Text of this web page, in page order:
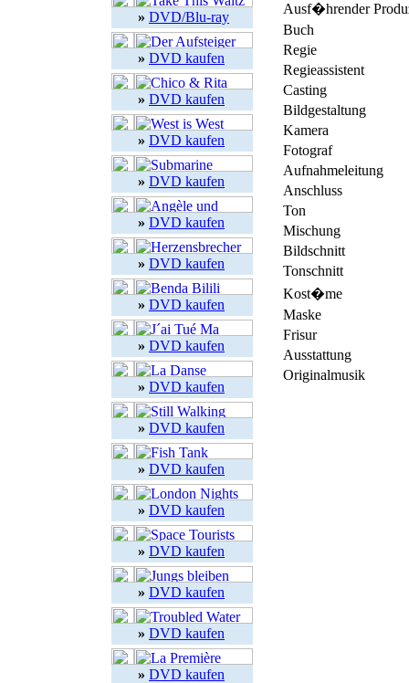
» DVD/Blu-ray
» DVD kaufen
» DVD kaufen
» DVD kaufen
» DVD kaufen
» DVD kaufen
» DVD kaufen
» DVD kaufen
» DVD kaufen
» DVD kaufen
» DVD kaufen
» DVD kaufen
» DVD kaufen
» DVD kaufen
» DVD kaufen
» DVD kaufen
» DVD kaufen
Ausf�hrender
Buch
Regie
Regieassistent
Casting
Bildgestaltung
Kamera
Fotograf
Aufnahmeleitung
Anschluss
Ton
Mischung
Bildschnitt
Tonschnitt
Kost�me
Maske
Frisur
Ausstattung
Originalmusik